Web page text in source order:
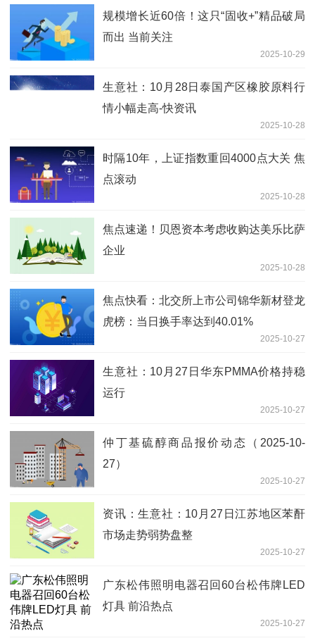
规模增长近60倍！这只“固收+”精品破局
而出 当前关注
2025-10-29
生意社：10月28日泰国产区橡胶原料行
情小幅走高-快资讯
2025-10-28
时隔10年，上证指数重回4000点大关 焦
点滚动
2025-10-28
焦点速递！贝恩资本考虑收购达美乐比萨
企业
2025-10-28
焦点快看：北交所上市公司锦华新材登龙
虎榜：当日换手率达到40.01%
2025-10-27
生意社：10月27日华东PMMA价格持稳
运行
2025-10-27
仲丁基硫醇商品报价动态（2025-10-
27）
2025-10-27
资讯：生意社：10月27日江苏地区苯酐
市场走势弱势盘整
2025-10-27
广东松伟照明电器召回60台松伟牌LED
灯具 前沿热点
2025-10-27